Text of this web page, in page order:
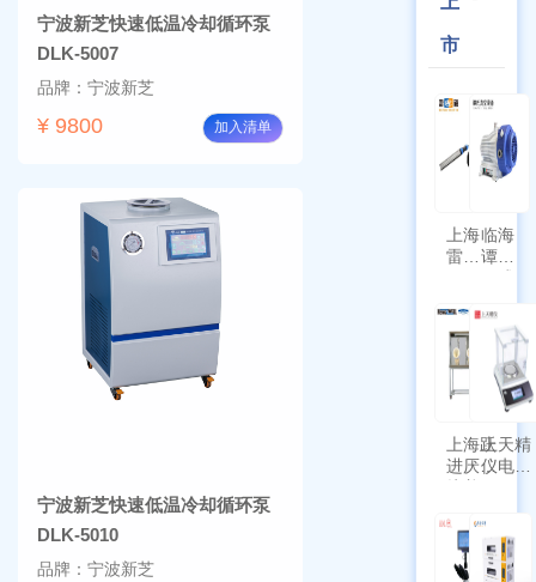
宁波新芝快速低温冷却循环泵
DLK-5007
品牌：宁波新芝
¥ 9800 加入清单
宁波新芝快速低温冷却循环泵
DLK-5010
品牌：宁波新芝
市
上海
雷磁
符合
新国
标带
功能
临海
谭氏
干式
泵
SPL-
10
上海跃
进厌氧
培养箱
III-T
上天精
仪电子
带审计
追踪功
能